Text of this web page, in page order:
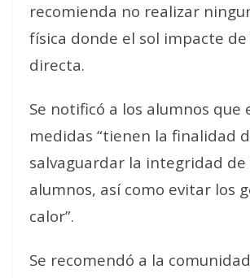
recomienda no realizar
física donde el sol impacte
directa.
Se notificó a los alumnos que
medidas “tienen la finalidad
salvaguardar la integridad de
alumnos, así como evitar los
calor”.
Se recomendó a la